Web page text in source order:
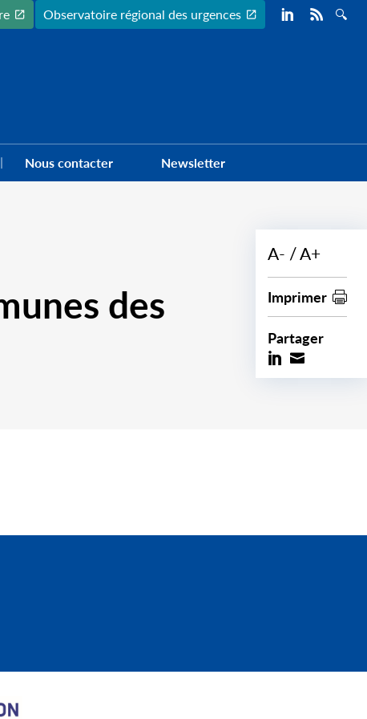
Preheader
Observatoire régional des urgences
Nous contacter Newsletter
des
A- A+
Imprimer
Partager